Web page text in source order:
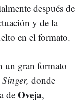
después de
y de la
en el formato.
un gran formato
donde
de Oveja,